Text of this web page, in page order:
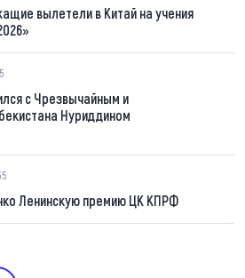
вылетели в Китай на учения
с Чрезвычайным и
Нуриддином
Ленинскую премию ЦК КПРФ